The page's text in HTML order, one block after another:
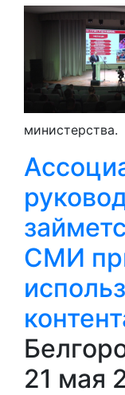
министерства.
СМИ
21 мая